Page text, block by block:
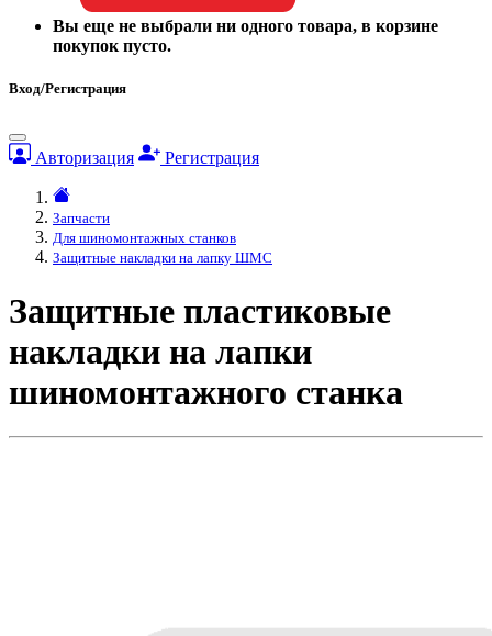
Вы еще не выбрали ни одного товара, в корзине
покупок пусто.
Вход/Регистрация
Авторизация Регистрация
Запчасти
Для шиномонтажных станков
Защитные накладки на лапку ШМС
Защитные пластиковые
накладки на лапки
шиномонтажного станка